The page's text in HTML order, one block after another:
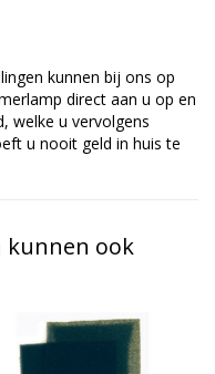
kunnen bij ons op
direct aan u op en
welke u vervolgens
u nooit geld in huis te
kunnen ook